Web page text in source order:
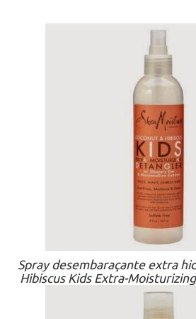
Spray desembaraçante extra
Hibiscus Kids Extra-